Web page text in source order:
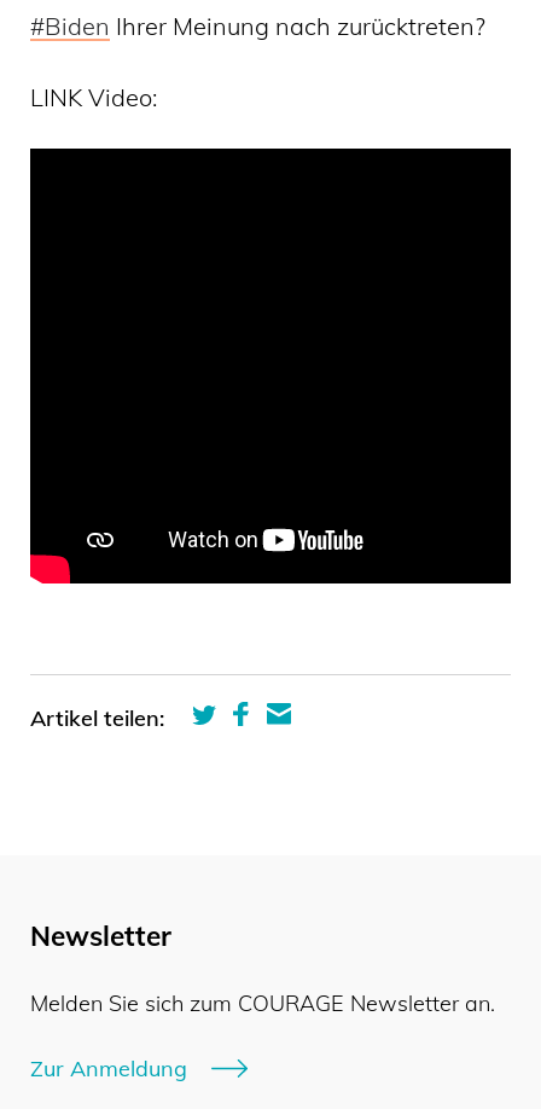
#Biden Ihrer Meinung nach zurücktreten?
LINK Video:
Artikel teilen:
Newsletter
Melden Sie sich zum COURAGE Newsletter an.
Zur Anmeldung